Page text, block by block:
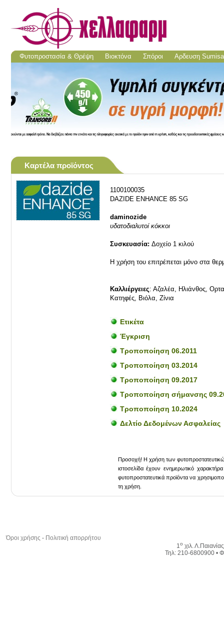
Φυτοπροστασία & Θρέψη Βιοκτόνα Σπόροι Aρδευση
Καρτέλα προϊόντος
1100100035
DAZIDE ENHANCE 85 SG
daminozide
υδατοδιαλυτοί κόκκοι
Συσκευασία: Δοχείο 1 κιλού
Η χρήση του επιτρέπεται μόνο στα
Καλλιέργειες: Αζαλέα, Ηλιάνθος,
Κατηφές, Βιόλα, Ζίνια
Ετικέτα
Έγκριση
Τροποποίηση 06.2011
Τροποποίηση 03.2014
Τροποποίηση 09.2017
Τροποποίηση σήμανσης
Τροποποίηση 10.2024
Δελτίο Δεδομένων Ασφαλείας
Προσοχή! Η χρήση των φυτοπροστατευτικών
ιστοσελίδα έχουν ενημερωτικό
φυτοπροστατευτικά προϊόντα να
τη χρήση.
Όροι χρήσης - Πολιτική απορρήτου
1ο χιλ.
Τηλ: 210-6800900 •